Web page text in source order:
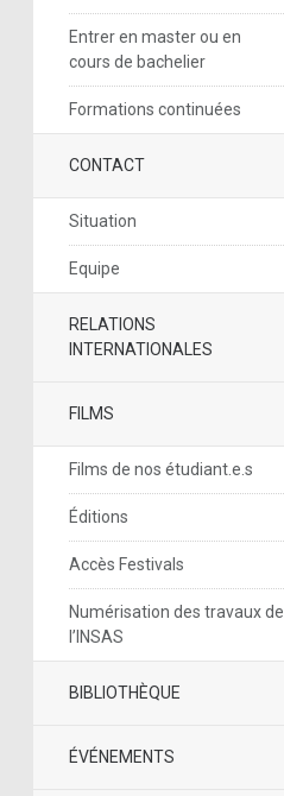
Entrer en master ou en
cours de bachelier
Formations continuées
CONTACT
Situation
Equipe
RELATIONS
INTERNATIONALES
FILMS
Films de nos étudiant.e.s
Éditions
Accès Festivals
Numérisation des travaux de
l’INSAS
BIBLIOTHÈQUE
ÉVÉNEMENTS